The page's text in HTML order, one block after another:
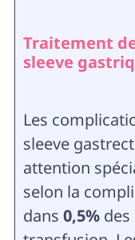
Traitement
sleeve
Les
sleeve
attention
selon la
dans 0,5%des